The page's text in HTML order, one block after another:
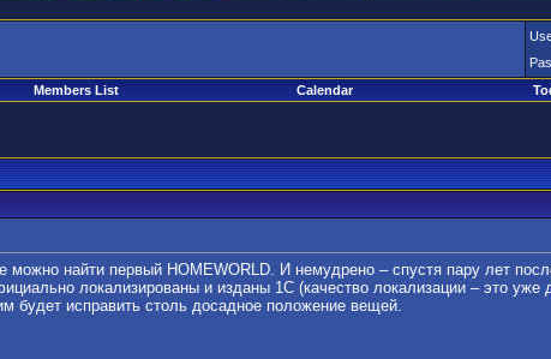
Members List Calendar
найти первый HOMEWORLD. И немудрено – спустя пару лет
локализированы и изданы 1С (качество локализации – это уже
будет исправить столь досадное положение вещей.